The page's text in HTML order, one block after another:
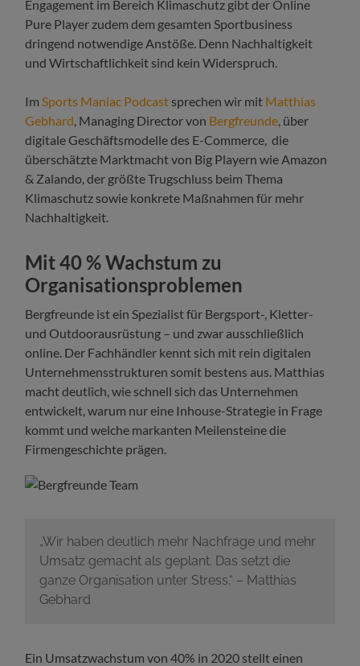
Engagement im Bereich Klimaschutz gibt der Online
Pure Player zudem dem gesamten Sportbusiness
dringend notwendige Anstöße. Denn Nachhaltigkeit
und Wirtschaftlichkeit sind kein Widerspruch.
Im Sports Maniac Podcast sprechen wir mit Matthias
Gebhard , Managing Director von Bergfreunde , über
digitale Geschäftsmodelle des E-Commerce, die
überschätzte Marktmacht von Big Playern wie Amazon
& Zalando, der größte Trugschluss beim Thema
Klimaschutz sowie konkrete Maßnahmen für mehr
Nachhaltigkeit.
Mit 40 % Wachstum zu
Organisationsproblemen
Bergfreunde ist ein Spezialist für Bergsport-, Kletter-
und Outdoorausrüstung – und zwar ausschließlich
online. Der Fachhändler kennt sich mit rein digitalen
Unternehmensstrukturen somit bestens aus. Matthias
macht deutlich, wie schnell sich das Unternehmen
entwickelt, warum nur eine Inhouse-Strategie in Frage
kommt und welche markanten Meilensteine die
Firmengeschichte prägen.
„Wir haben deutlich mehr Nachfrage und mehr
Umsatz gemacht als geplant. Das setzt die
ganze Organisation unter Stress.“ – Matthias
Gebhard
Ein Umsatzwachstum von 40% in 2020 stellt einen